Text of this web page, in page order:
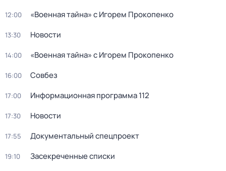
12:00 «Военная тайна» с Игорем Прокопенко
13:30 Новости
14:00 «Военная тайна» с Игорем Прокопенко
16:00 Совбез
17:00 Информационная программа 112
17:30 Новости
17:55 Документальный спецпроект
19:10 Заcекрeчeнныe списки